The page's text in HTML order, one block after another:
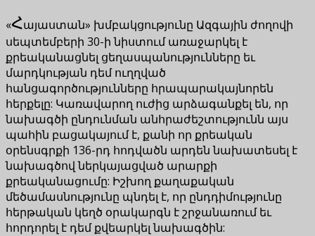
«Հայաստան» խմբակցությունը Ազգային ժողովի
սեպտեմբերի 30-ի նիստում առաջարկել է
քրեականացնել ցեղասպանությունները եւ
մարդկության դեմ ուղղված
հանցագործությունները հրապարակայնորեն
հերքելը: Կառավարող ուժից արձագանքել են, որ
նախագծի ընդունման անհրաժեշտությունն այս
պահին բացակայում է, քանի որ քրեական
օրենսգրքի 136-րդ հոդվածն արդեն նախատեսել է
նախագծով ներկայացված արարքի
քրեականացումը: Իշխող քաղաքական
մեծամասնությունը պնդել է, որ ընդդիմությունը
հերթական կեղծ օրակարգն է շրջանառում եւ
հորդորել է դեմ քվեարկել նախագծին: